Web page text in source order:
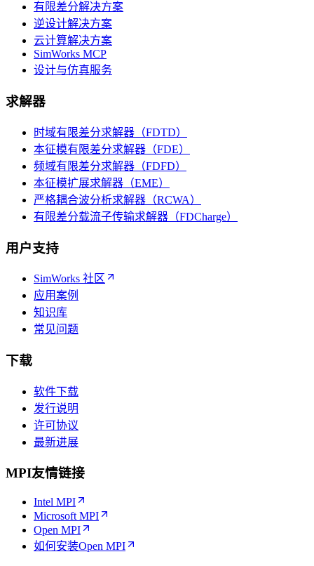
有限差分解决方案
逆设计解决方案
云计算解决方案
SimWorks MCP
设计与仿真服务
求解器
时域有限差分求解器（FDTD）
本征模有限差分求解器（FDE）
频域有限差分求解器（FDFD）
本征模扩展求解器（EME）
严格耦合波分析求解器（RCWA）
有限差分载流子传输求解器（FDCharge）
用户支持
SimWorks 社区
应用案例
知识库
常见问题
下载
软件下载
发行说明
许可协议
最新进展
MPI友情链接
Intel MPI
Microsoft MPI
Open MPI
如何安装Open MPI